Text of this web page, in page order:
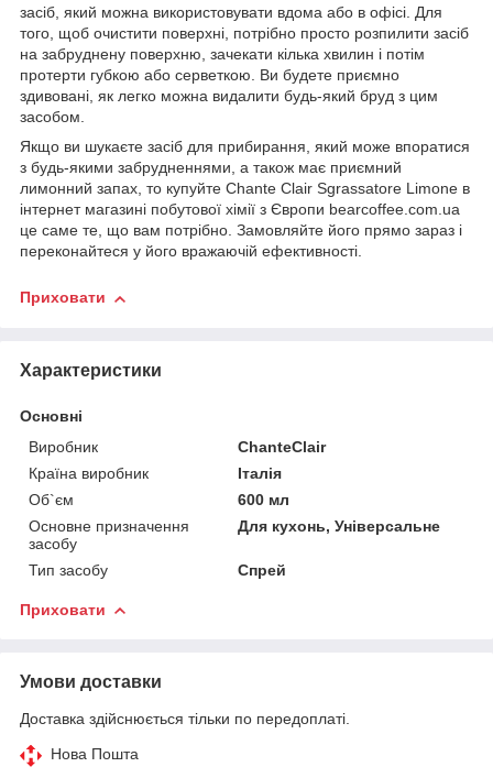
засіб, який можна використовувати вдома або в офісі. Для
того, щоб очистити поверхні, потрібно просто розпилити засіб
на забруднену поверхню, зачекати кілька хвилин і потім
протерти губкою або серветкою. Ви будете приємно
здивовані, як легко можна видалити будь-який бруд з цим
засобом.
Якщо ви шукаєте засіб для прибирання, який може впоратися
з будь-якими забрудненнями, а також має приємний
лимонний запах, то купуйте Chante Clair Sgrassatore Limone в
інтернет магазині побутової хімії з Європи bearcoffee.com.ua
це саме те, що вам потрібно. Замовляйте його прямо зараз і
переконайтеся у його вражаючій ефективності.
Приховати
Характеристики
Основні
Виробник
ChanteClair
Країна виробник
Італія
Об`єм
600 мл
Основне призначення
засобу
Для кухонь, Універсальне
Тип засобу Спрей
Приховати
Умови доставки
Доставка здійснюється тільки по передоплаті.
Нова Пошта